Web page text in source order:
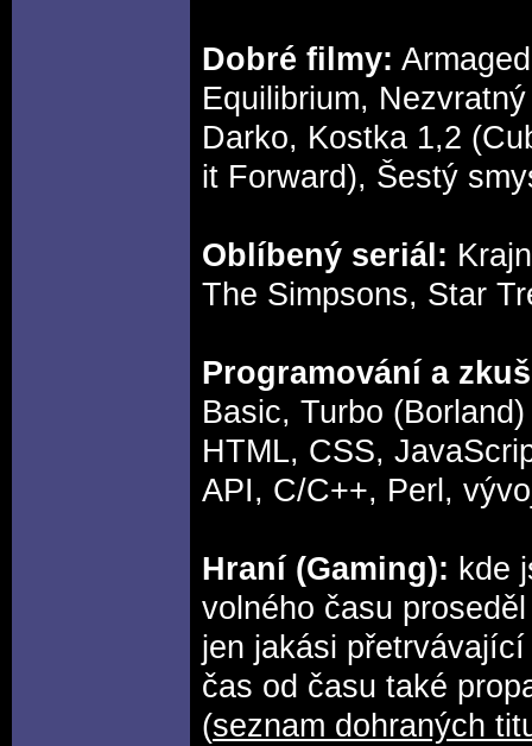
Dobré filmy:
Equilibrium,
Darko, Kostka 1,2
it Forward), Šestý
Oblíbený seriál:
The Simpsons, Star
Programování a
Basic, Turbo
HTML, CSS,
API, C/C++, Perl,
Hraní (Gaming): kde
volného času
jen jakási
čas od času také
(seznam dohraných